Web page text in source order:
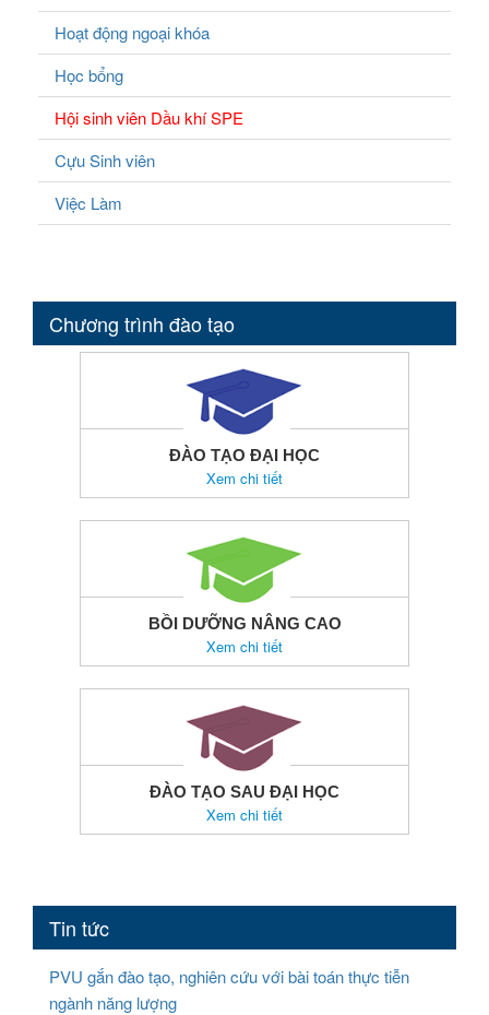
Hoạt động ngoại khóa
Học bổng
Hội sinh viên Dầu khí SPE
Cựu Sinh viên
Việc Làm
Chương trình đào tạo
ĐÀO TẠO ĐẠI HỌC
Xem chi tiết
BỒI DƯỠNG NÂNG CAO
Xem chi tiết
ĐÀO TẠO SAU ĐẠI HỌC
Xem chi tiết
Tin tức
PVU gắn đào tạo, nghiên cứu với bài toán thực tiễn
ngành năng lượng